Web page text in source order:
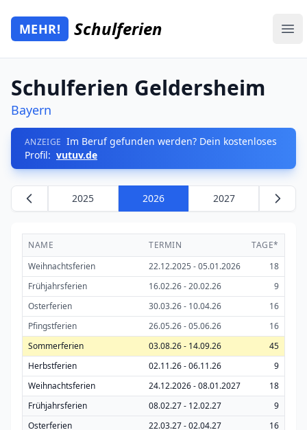
Zum Hauptinhalt springen
Mehr Schulferien
MEHR! Schulferien
Schulferien Geldersheim
Bayern
ANZEIGE Im Beruf gefunden werden? Dein kostenloses
Profil: vutuv.de
2025 2026 2027
NAME TERMIN
TAGE*
Weihnachtsferien
22.12.2025 - 05.01.2026
18
Frühjahrsferien
16.02.26 - 20.02.26
9
Osterferien
30.03.26 - 10.04.26
16
Pfingstferien
26.05.26 - 05.06.26
16
Sommerferien
03.08.26 - 14.09.26
45
Herbstferien
02.11.26 - 06.11.26
9
Weihnachtsferien
24.12.2026 - 08.01.2027
18
Frühjahrsferien
08.02.27 - 12.02.27
9
Osterferien
22.03.27 - 02.04.27
16